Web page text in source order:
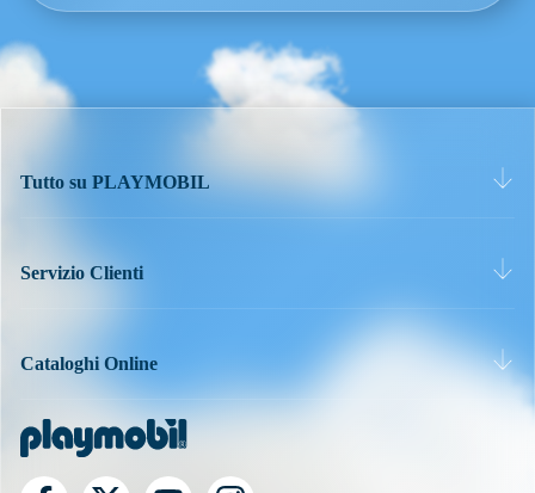
Tutto su PLAYMOBIL
Servizio Clienti
Cataloghi Online